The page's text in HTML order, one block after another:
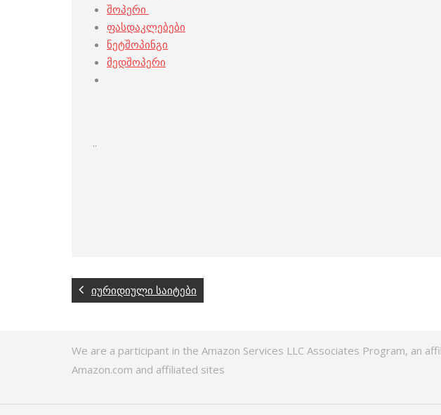
შოპერი
ფასდაკლებები
ნეტშოპინგი
მედშოპერი
..
იურიდიული საიტები
We are a participant in the Amazon Services LLC Associates Program, an
Amazon.com and affiliated sites